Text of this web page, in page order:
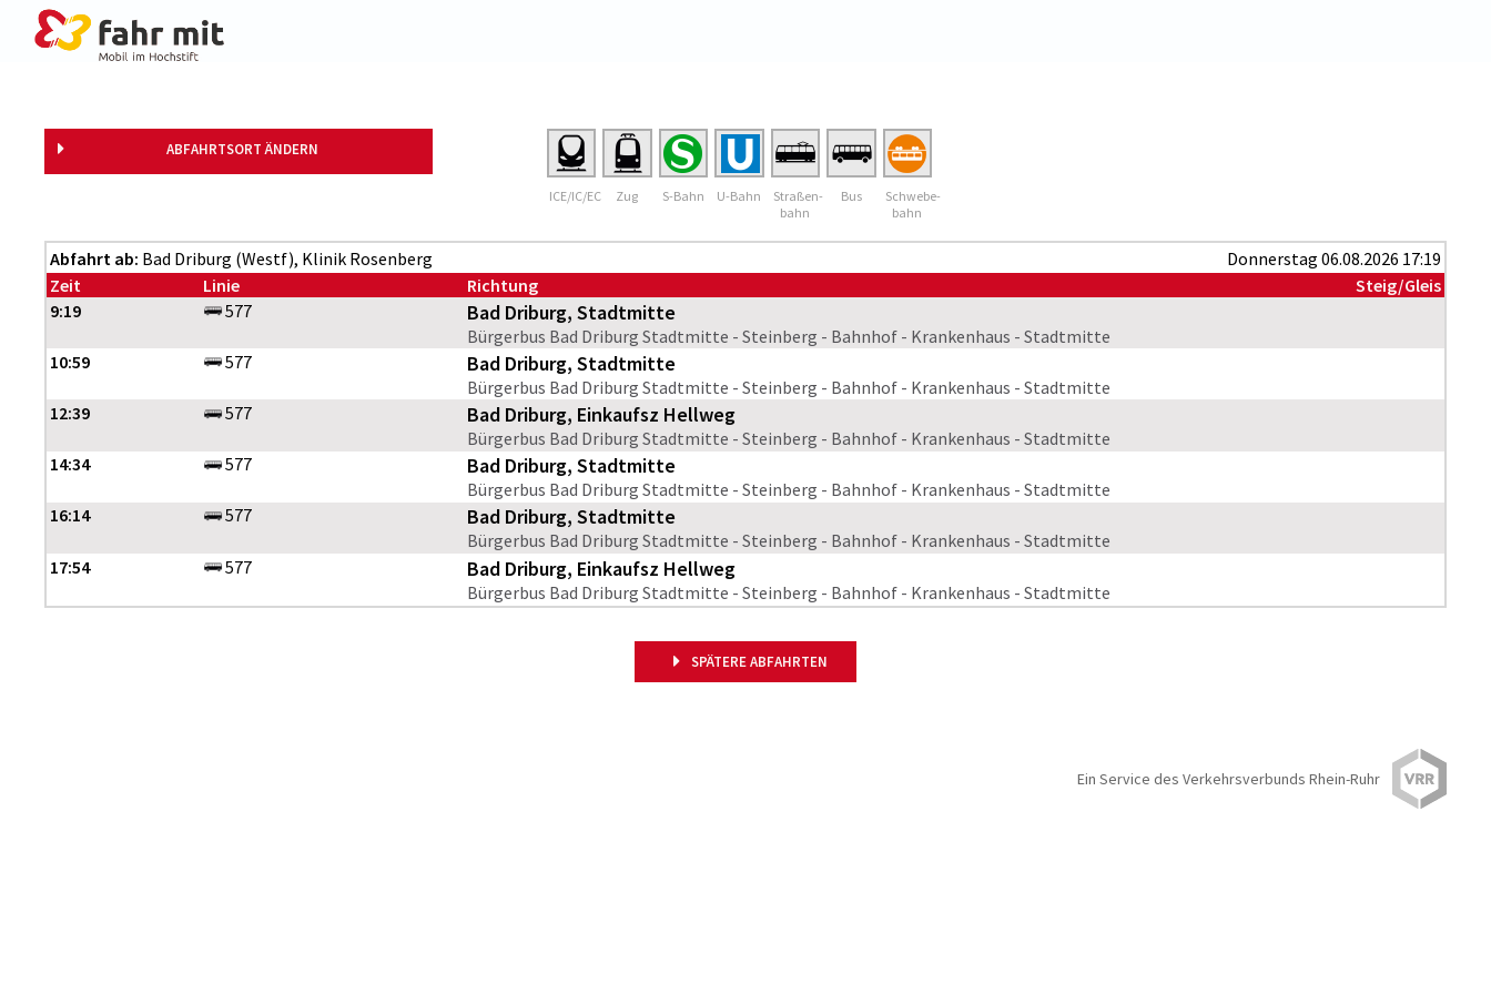
ABFAHRTSORT ÄNDERN
Bad Driburg (Westf) Klinik Rosenberg
ICE/IC/EC Zug S-Bahn U-Bahn
Straßen-
bahn
Bus
Schwebe-
bahn
Abfahrt ab: Bad Driburg (Westf), Klinik Rosenberg
Donnerstag 06.08.2026 17:19
Zeit
Linie Richtung
Steig/Gleis
9:19
577 Bad Driburg, Stadtmitte
Bürgerbus Bad Driburg Stadtmitte - Steinberg - Bahnhof - Krankenhaus - Stadtmitte
10:59
577 Bad Driburg, Stadtmitte
Bürgerbus Bad Driburg Stadtmitte - Steinberg - Bahnhof - Krankenhaus - Stadtmitte
12:39
577 Bad Driburg, Einkaufsz Hellweg
Bürgerbus Bad Driburg Stadtmitte - Steinberg - Bahnhof - Krankenhaus - Stadtmitte
14:34
577 Bad Driburg, Stadtmitte
Bürgerbus Bad Driburg Stadtmitte - Steinberg - Bahnhof - Krankenhaus - Stadtmitte
16:14
577 Bad Driburg, Stadtmitte
Bürgerbus Bad Driburg Stadtmitte - Steinberg - Bahnhof - Krankenhaus - Stadtmitte
17:54
577 Bad Driburg, Einkaufsz Hellweg
Bürgerbus Bad Driburg Stadtmitte - Steinberg - Bahnhof - Krankenhaus - Stadtmitte
SPÄTERE ABFAHRTEN
Ein Service des Verkehrsverbunds Rhein-Ruhr